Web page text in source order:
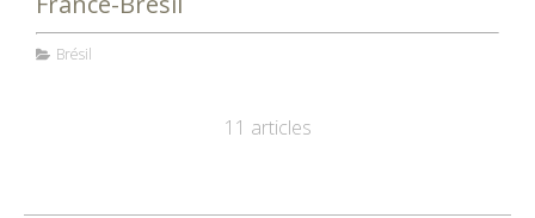
Brésil
11 articles